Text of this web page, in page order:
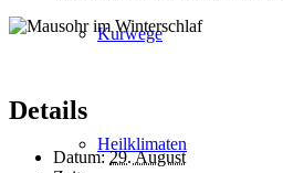
Kurwege
Heilklimaten
Details
Datum: 29. August